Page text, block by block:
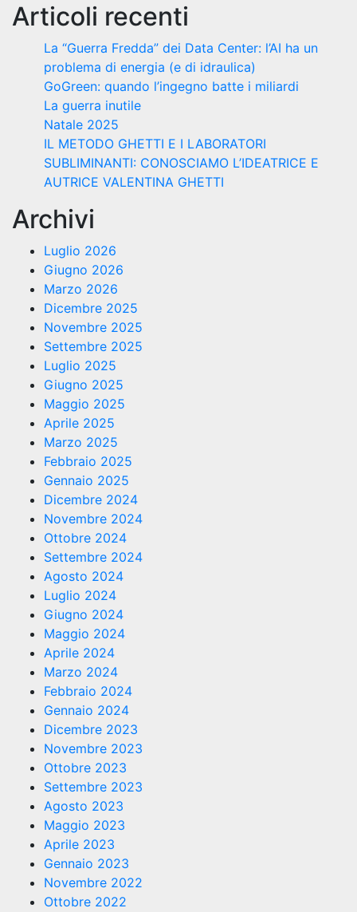
Articoli recenti
La “Guerra Fredda” dei Data Center: l’AI ha un
problema di energia (e di idraulica)
GoGreen: quando l’ingegno batte i miliardi
La guerra inutile
Natale 2025
IL METODO GHETTI E I LABORATORI
SUBLIMINANTI: CONOSCIAMO L’IDEATRICE E
AUTRICE VALENTINA GHETTI
Archivi
Luglio 2026
Giugno 2026
Marzo 2026
Dicembre 2025
Novembre 2025
Settembre 2025
Luglio 2025
Giugno 2025
Maggio 2025
Aprile 2025
Marzo 2025
Febbraio 2025
Gennaio 2025
Dicembre 2024
Novembre 2024
Ottobre 2024
Settembre 2024
Agosto 2024
Luglio 2024
Giugno 2024
Maggio 2024
Aprile 2024
Marzo 2024
Febbraio 2024
Gennaio 2024
Dicembre 2023
Novembre 2023
Ottobre 2023
Settembre 2023
Agosto 2023
Maggio 2023
Aprile 2023
Gennaio 2023
Novembre 2022
Ottobre 2022